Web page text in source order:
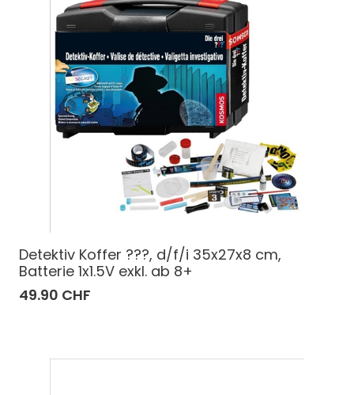
Detektiv Koffer ???, d/f/i 35x27x8 cm,
Batterie 1x1.5V exkl. ab 8+
49.90 CHF